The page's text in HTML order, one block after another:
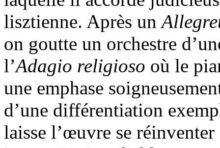
lisztienne. Après un
on goutte un orchestre
l’Adagio religioso où le
une emphase
d’une différentiation
laisse l’œuvre se